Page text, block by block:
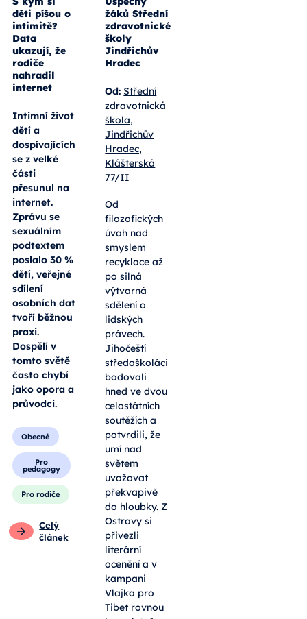
27. 05. 2026
S kým si
děti píšou o
Data
ukazují, že
rodiče
nahradil
internet
Intimní život
dětí a
dospívajících
se z velké
části
přesunul na
internet.
Zprávu se
sexuálním
podtextem
poslalo 30 %
dětí, veřejné
sdílení
osobních dat
tvoří běžnou
praxi.
tomto světě
často chybí
jako opora a
průvodci.
Pro
pedagogy
25. 05. 2026
žáků Střední
zdravotnické
školy
Jindřichův
Hradec
Od: Střední
zdravotnická
Jindřichův
Hradec,
Klášterská
77/II
Od
filozofických
úvah nad
smyslem
recyklace až
po silná
výtvarná
sdělení o
lidských
právech.
Jihočeští
středoškoláci
bodovali
hned ve dvou
celostátních
soutěžích a
potvrdili, že
umí nad
světem
uvažovat
překvapivě
do hloubky. Z
Ostravy si
přivezli